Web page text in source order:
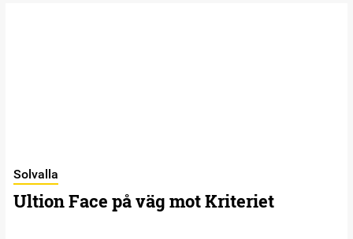
Solvalla
Ultion Face på väg mot Kriteriet